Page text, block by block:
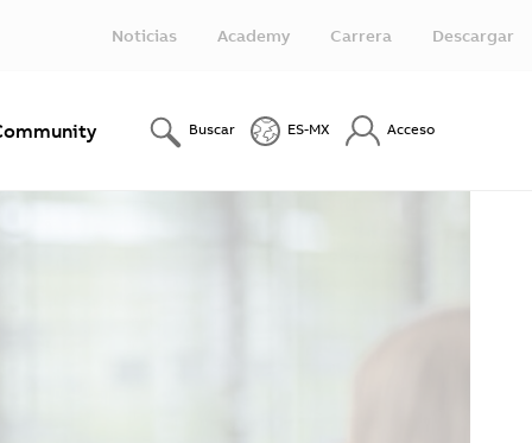
Noticias Academy Carrera Descargar
Buscar ES-MX Acceso